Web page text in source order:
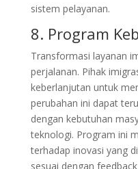
sistem pelayanan.
8. Program
Transformasi layanan
perjalanan. Pihak
keberlanjutan untuk
perubahan ini dapat
dengan kebutuhan
teknologi. Program ini
terhadap inovasi yang
sesuai dengan